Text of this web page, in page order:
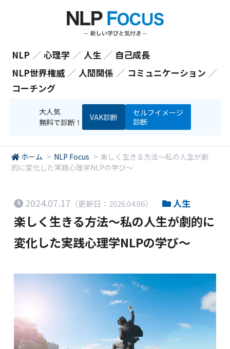
NLP ／ 心理学 ／ 人生 ／ 自己成長
NLP世界権威 ／ 人間関係 ／ コミュニケーション ／
コーチング
大人気
無料で診断！
VAK診断
セルフイメージ
診断
ホーム > NLP Focus >楽しく生きる方法～私の人生が劇
的に変化した実践心理学NLPの学び～
2024.07.17 （更新日：2026.04.06） 人生
楽しく生きる方法～私の人生が劇的に
変化した実践心理学NLPの学び～